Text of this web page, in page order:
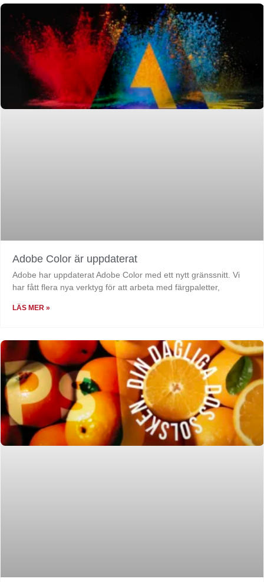
Adobe Color är uppdaterat
Adobe har uppdaterat Adobe Color med ett nytt gränssnitt. Vi
har fått flera nya verktyg för att arbeta med färgpaletter,
LÄS MER »